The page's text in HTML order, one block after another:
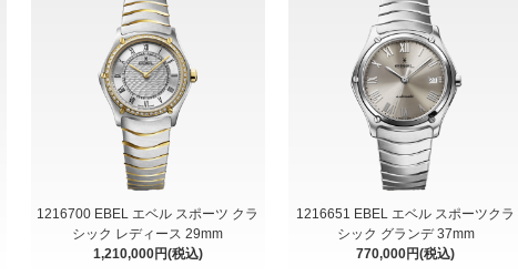
1216700 EBEL エベル スポーツ クラ
シック レディース 29mm
1,210,000円(税込)
1216651 EBEL エベル スポーツクラ
シック グランデ 37mm
770,000円(税込)